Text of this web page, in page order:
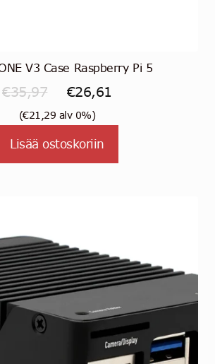
V3 Case Raspberry Pi 5
€35,97
Alkuperäinen
hinta
€26,61
(€21,29 alv 0%)
Lisää ostoskoriin